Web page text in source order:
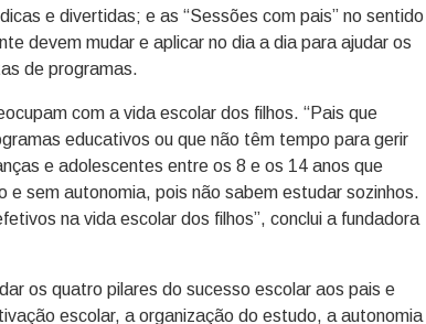
e divertidas; e as “Sessões com pais” no sentido
devem mudar e aplicar no dia a dia para ajudar os
de programas.
com a vida escolar dos filhos. “Pais que
educativos ou que não têm tempo para gerir
e adolescentes entre os 8 e os 14 anos que
sem autonomia, pois não sabem estudar sozinhos.
na vida escolar dos filhos”, conclui a fundadora
os quatro pilares do sucesso escolar aos pais e
escolar, a organização do estudo, a autonomia